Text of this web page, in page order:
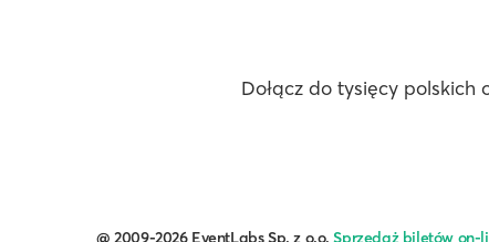
Dołącz do tysięcy
@ 2009-2026 EventLabs Sp. z o.o.Sprzedaż biletów on-